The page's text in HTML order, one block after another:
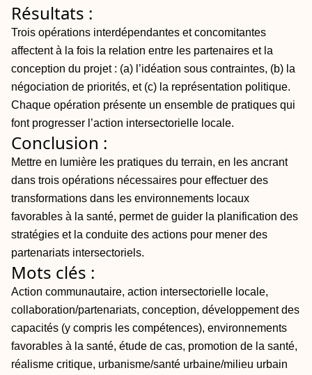
Résultats :
Trois opérations interdépendantes et concomitantes
affectent à la fois la relation entre les partenaires et la
conception du projet : (a) l’idéation sous contraintes, (b) la
négociation de priorités, et (c) la représentation politique.
Chaque opération présente un ensemble de pratiques qui
font progresser l’action intersectorielle locale.
Conclusion :
Mettre en lumière les pratiques du terrain, en les ancrant
dans trois opérations nécessaires pour effectuer des
transformations dans les environnements locaux
favorables à la santé, permet de guider la planification des
stratégies et la conduite des actions pour mener des
partenariats intersectoriels.
Mots clés :
Action communautaire, action intersectorielle locale,
collaboration/partenariats, conception, développement des
capacités (y compris les compétences), environnements
favorables à la santé, étude de cas, promotion de la santé,
réalisme critique, urbanisme/santé urbaine/milieu urbain